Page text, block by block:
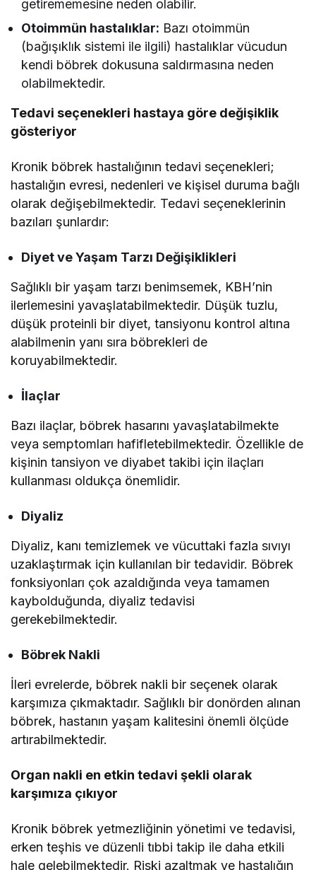
getirememesine neden olabilir.
Otoimmün hastalıklar: Bazı otoimmün
(bağışıklık sistemi ile ilgili) hastalıklar vücudun
kendi böbrek dokusuna saldırmasına neden
olabilmektedir.
Tedavi seçenekleri hastaya göre değişiklik
gösteriyor
Kronik böbrek hastalığının tedavi seçenekleri;
hastalığın evresi, nedenleri ve kişisel duruma bağlı
olarak değişebilmektedir. Tedavi seçeneklerinin
bazıları şunlardır:
Diyet ve Yaşam Tarzı Değişiklikleri
Sağlıklı bir yaşam tarzı benimsemek, KBH’nin
ilerlemesini yavaşlatabilmektedir. Düşük tuzlu,
düşük proteinli bir diyet, tansiyonu kontrol altına
alabilmenin yanı sıra böbrekleri de
koruyabilmektedir.
İlaçlar
Bazı ilaçlar, böbrek hasarını yavaşlatabilmekte
veya semptomları hafifletebilmektedir. Özellikle de
kişinin tansiyon ve diyabet takibi için ilaçları
kullanması oldukça önemlidir.
Diyaliz
Diyaliz, kanı temizlemek ve vücuttaki fazla sıvıyı
uzaklaştırmak için kullanılan bir tedavidir. Böbrek
fonksiyonları çok azaldığında veya tamamen
kaybolduğunda, diyaliz tedavisi
gerekebilmektedir.
Böbrek Nakli
İleri evrelerde, böbrek nakli bir seçenek olarak
karşımıza çıkmaktadır. Sağlıklı bir donörden alınan
böbrek, hastanın yaşam kalitesini önemli ölçüde
artırabilmektedir.
Organ nakli en etkin tedavi şekli olarak
karşımıza çıkıyor
Kronik böbrek yetmezliğinin yönetimi ve tedavisi,
erken teşhis ve düzenli tıbbi takip ile daha etkili
hale gelebilmektedir. Riski azaltmak ve hastalığın